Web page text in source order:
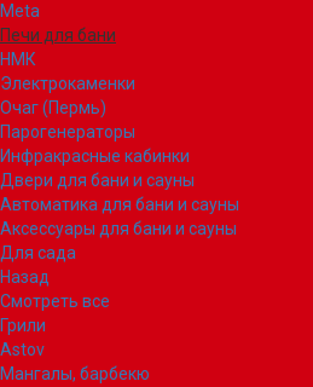
Meta
Печи для бани
НМК
Электрокаменки
Очаг (Пермь)
Парогенераторы
Инфракрасные кабинки
Двери для бани и сауны
Автоматика для бани и сауны
Аксессуары для бани и сауны
Для сада
Назад
Смотреть все
Грили
Astov
Мангалы, барбекю